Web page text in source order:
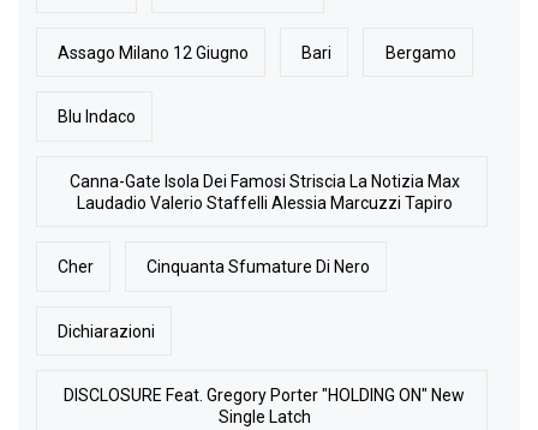
Assago Milano 12 Giugno Bari Bergamo
Blu Indaco
Canna-Gate Isola Dei Famosi Striscia La Notizia Max
Laudadio Valerio Staffelli Alessia Marcuzzi Tapiro
Cher Cinquanta Sfumature Di Nero
Dichiarazioni
DISCLOSURE Feat. Gregory Porter "HOLDING ON" New
Single Latch